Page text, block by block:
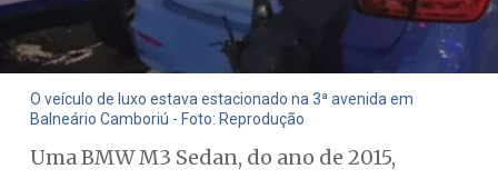
O veículo de luxo estava estacionado na 3ª avenida em
Balneário Camboriú - Foto: Reprodução
Uma BMW M3 Sedan, do ano de 2015,